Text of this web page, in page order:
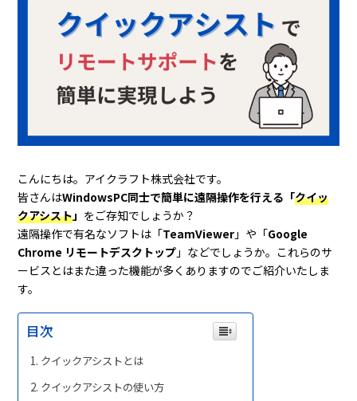
こんにちは。アイクラフト株式会社です。
皆さんはWindowsPC同士で簡単に遠隔操作を行える「クイッ
クアシスト」 をご存知でしょうか？
遠隔操作で有名なソフトは「TeamViewer 」や「Google
Chrome リモートデスクトップ 」などでしょうか。これらのサ
ービスとはまた違った機能が多くありますのでご紹介いたしま
す。
目次
クイックアシストとは
クイックアシストの使い方